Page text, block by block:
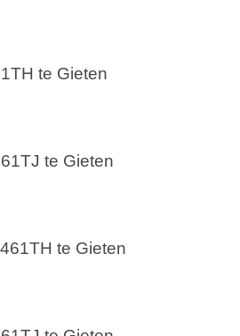
te Gieten
te Gieten
te Gieten